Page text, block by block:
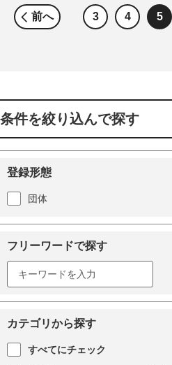
前へ 3 4 5
条件を絞り込んで探す
登録形態
団体
フリーワードで探す
カテゴリから探す
すべてにチェック